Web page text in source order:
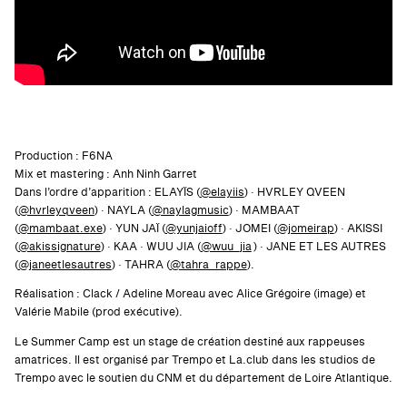
Production : F6NA
Mix et mastering : Anh Ninh Garret
Dans l’ordre d’apparition : ELAYÏS (@elayiis) · HVRLEY QVEEN
(@hvrleyqveen) · NAYLA (@naylagmusic) · MAMBAAT
(@mambaat.exe) · YUN JAÏ (@yunjaioff) · JOMEI (@jomeirap) · AKISSI
(@akissignature) · KAA · WUU JIA (@wuu_jia) · JANE ET LES AUTRES
(@janeetlesautres) · TAHRA (@tahra_rappe).
Réalisation : Clack / Adeline Moreau avec Alice Grégoire (image) et
Valérie Mabile (prod exécutive).
Le Summer Camp est un stage de création destiné aux rappeuses
amatrices. Il est organisé par Trempo et La.club dans les studios de
Trempo avec le soutien du CNM et du département de Loire Atlantique.